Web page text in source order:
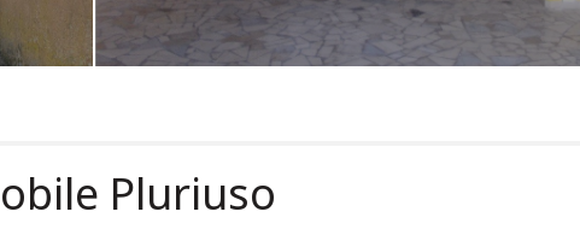
Pluriuso